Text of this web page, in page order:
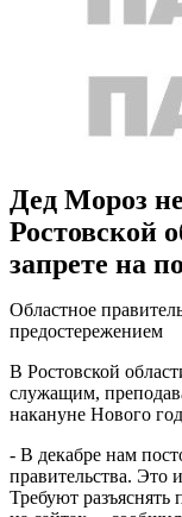
Дед Мороз
Ростовской
запрете на
Областное
предостережением
В Ростовской
служащим,
накануне Нового
- В декабре нам
правительства. Это
Требуют